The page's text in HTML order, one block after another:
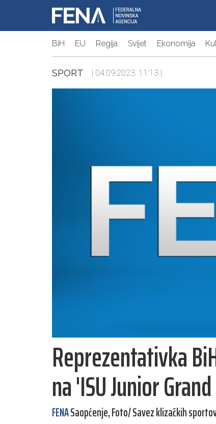
BiH EU Regija Svijet Ekonomija
SPORT | 04.09.2023. 11:13 |
Reprezentativka
na 'ISU Junior
FENASaopćenje, Foto/ Savez klizačkih